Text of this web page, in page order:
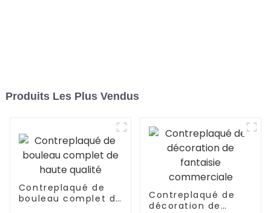
Produits Les Plus Vendus
Contreplaqué de
bouleau complet de
Contreplaqué de
décoration de